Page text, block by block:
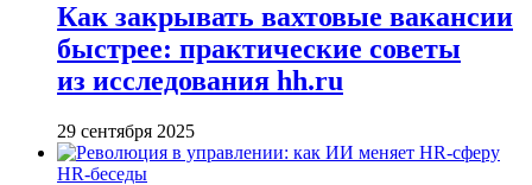
Как закрывать вахтовые вакансии
быстрее: практические советы
из исследования hh.ru
29 сентября 2025
HR-беседы